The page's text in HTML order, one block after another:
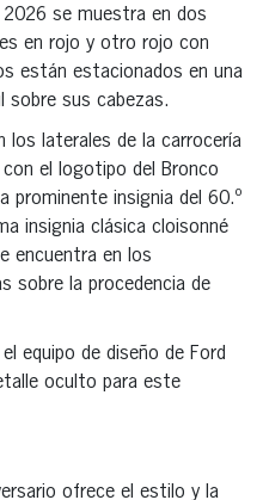
2026 se muestra en dos
en rojo y otro rojo con
están estacionados en una
sobre sus cabezas.
los laterales de la carrocería
el logotipo del Bronco
prominente insignia del 60.º
insignia clásica cloisonné
encuentra en los
sobre la procedencia de
equipo de diseño de Ford
oculto para este
ofrece el estilo y la